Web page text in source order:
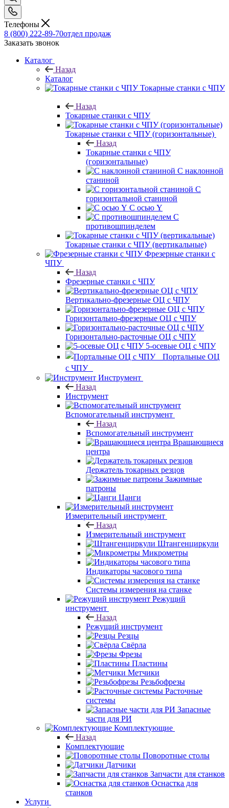
Телефоны
8 (800) 222-89-70отдел продаж
Заказать звонок
Каталог
Назад
Каталог
Токарные станки с ЧПУ
Назад
Токарные станки с ЧПУ
Токарные станки с ЧПУ (горизонтальные)
Назад
Токарные станки с ЧПУ
(горизонтальные)
С наклонной
станиной
С
горизонтальной станиной
С осью Y
С
противошпинделем
Токарные станки с ЧПУ (вертикальные)
Фрезерные станки с
ЧПУ
Назад
Фрезерные станки с ЧПУ
Вертикально-фрезерные ОЦ с ЧПУ
Горизонтально-фрезерные ОЦ с ЧПУ
Горизонтально-расточные ОЦ с ЧПУ
5-осевые ОЦ с ЧПУ
Портальные ОЦ
с ЧПУ
Инструмент
Назад
Инструмент
Вспомогательный инструмент
Назад
Вспомогательный инструмент
Вращающиеся
центра
Держатель токарных резцов
Зажимные
патроны
Цанги
Измерительный инструмент
Назад
Измерительный инструмент
Штангенциркули
Микрометры
Индикаторы часового типа
Системы измерения на станке
Режущий
инструмент
Назад
Режущий инструмент
Резцы
Свёрла
Фрезы
Пластины
Метчики
Резьбофрезы
Расточные
системы
Запасные
части для РИ
Комплектующие
Назад
Комплектующие
Поворотные столы
Датчики
Запчасти для станков
Оснастка для
станков
Услуги